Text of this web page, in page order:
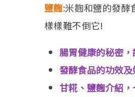
鹽麴:米麴和鹽的發酵
樣樣難不倒它!
腸胃健康的秘密
發酵食品的功效
甘糀、鹽麴介紹